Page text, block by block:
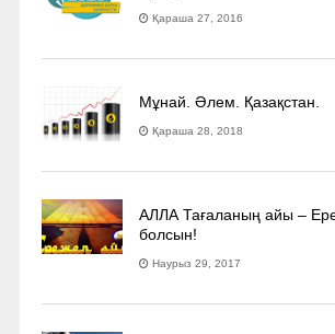
Қараша 27, 2016
Мұнай. Әлем. Қазақстан.
Қараша 28, 2018
АЛЛА Тағаланың айы –
болсын!
Наурыз 29, 2017